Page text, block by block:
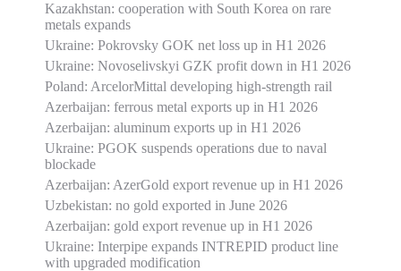
Kazakhstan: cooperation with South Korea on rare
metals expands
Ukraine: Pokrovsky GOK net loss up in H1 2026
Ukraine: Novoselivskyi GZK profit down in H1 2026
Poland: ArcelorMittal developing high-strength rail
Azerbaijan: ferrous metal exports up in H1 2026
Azerbaijan: aluminum exports up in H1 2026
Ukraine: PGOK suspends operations due to naval
blockade
Azerbaijan: AzerGold export revenue up in H1 2026
Uzbekistan: no gold exported in June 2026
Azerbaijan: gold export revenue up in H1 2026
Ukraine: Interpipe expands INTREPID product line
with upgraded modification